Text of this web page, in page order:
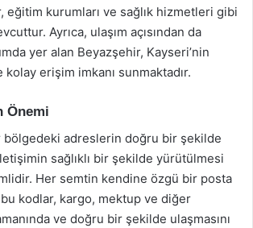
eğitim kurumları ve sağlık hizmetleri gibi
Ayrıca, ulaşım açısından da
yer alan Beyazşehir, Kayseri’nin
erişim imkanı sunmaktadır.
Önemi
bölgedeki adreslerin doğru bir şekilde
sağlıklı bir şekilde yürütülmesi
Her semtin kendine özgü bir posta
kodlar, kargo, mektup ve diğer
ve doğru bir şekilde ulaşmasını